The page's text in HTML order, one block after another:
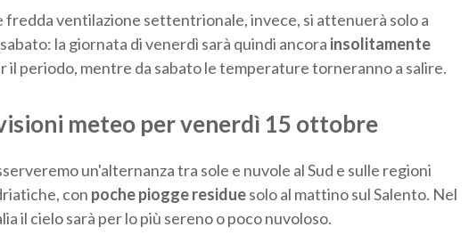
fredda ventilazione settentrionale, invece, si attenuerà solo a
la giornata di venerdì sarà quindi ancora insolitamente
il periodo, mentre da sabato le temperature torneranno a salire.
meteo per venerdì 15 ottobre
un'alternanza tra sole e nuvole al Sud e sulle regioni
con pochepioggeresiduesolo al mattino sul Salento. Nel
il cielo sarà per lo più sereno o poco nuvoloso.